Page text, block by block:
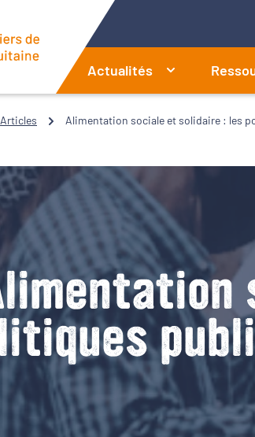
Actualités
Articles Alimentation sociale et solidaire : les